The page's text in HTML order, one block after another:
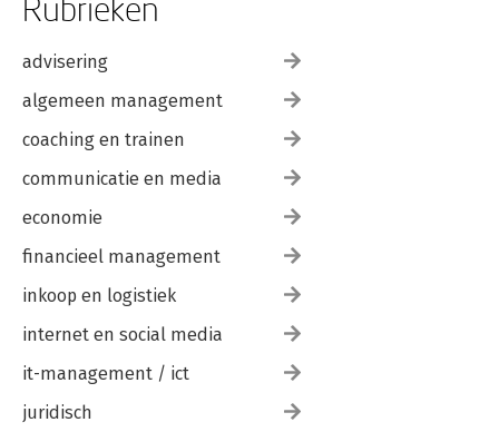
Aparte tekstachtergrond maken
Zelf aan de slag
Penseel en Potlood
Penseelopties
Werken met een tekentablet
Overtrekken
Gumgereedschap
11 Beter beheer
Stapels
Bijschriften en notities
Personen taggen
Rubrieken
advisering
algemeen management
coaching en trainen
communicatie en media
economie
financieel management
inkoop en logistiek
internet en social media
it-management / ict
juridisch